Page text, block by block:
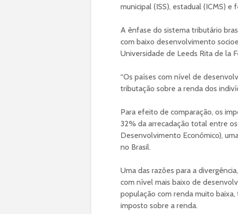
municipal (ISS), estadual (ICMS) e
A ênfase do sistema tributário
com baixo desenvolvimento
Universidade de Leeds Rita de la
“Os países com nível de
tributação sobre a renda dos
Para efeito de comparação, os
32% da arrecadação total entre
Desenvolvimento Econômico),
no Brasil.
Uma das razões para a
com nível mais baixo de
população com renda muito
imposto sobre a renda.